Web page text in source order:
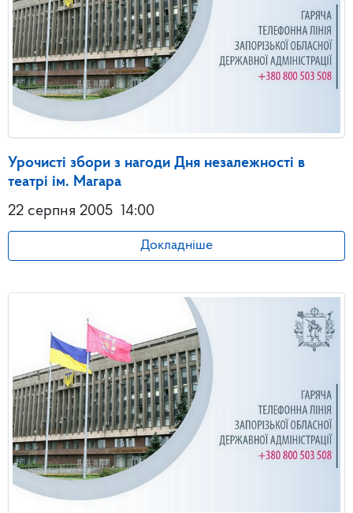
Урочисті збори з нагоди Дня незалежності в
театрі ім. Магара
22 серпня 2005 14:00
Докладніше